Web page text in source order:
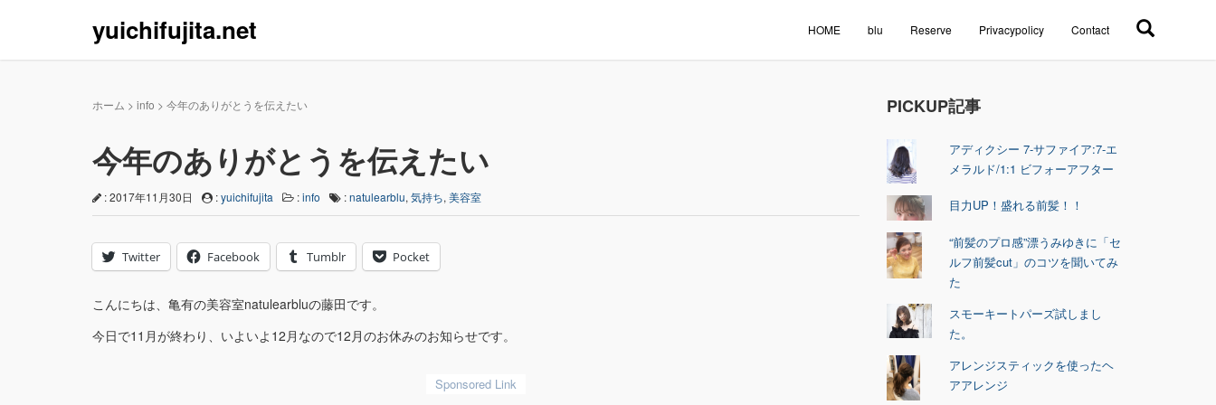
yuichifujita.net HOME blu Reserve Privacypolicy Contact
ホーム > info > 今年のありがとうを伝えたい
今年のありがとうを伝えたい
: 2017年11月30日 :yuichifujita :info :natulearblu, 気持ち, 美容室
Twitter Facebook Tumblr Pocket
こんにちは、亀有の美容室natulearbluの藤田です。
今日で11月が終わり、いよいよ12月なので12月のお休みのお知らせです。
PICKUP記事
アディクシー 7-サファイア:7-エ
メラルド/1:1 ビフォーアフター
目力UP！盛れる前髪！！
“前髪のプロ感”漂うみゆきに「セ
ルフ前髪cut」のコツを聞いてみ
た
スモーキートパーズ試しまし
た。
アレンジスティックを使ったヘ
アアレンジ